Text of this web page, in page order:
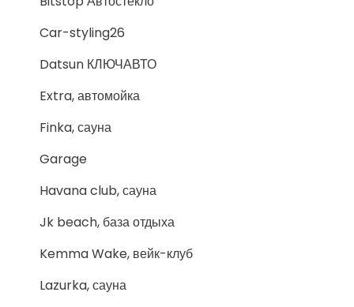
Car-styling26
Datsun КЛЮЧАВТО
Extra, автомойка
Finka, сауна
Garage
Havana club, сауна
Jk beach, база отдыха
Kemma Wake, вейк-клуб
Lazurka, сауна